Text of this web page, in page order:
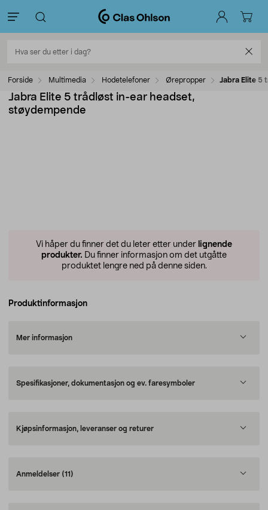
Forside Multimedia Hodetelefoner Ørepropper Jabra Elite 5
Jabra Elite 5 trådløst in-ear headset,
støydempende
Vi håper du finner det du leter etter under lignende
produkter. Du finner informasjon om det utgåtte
produktet lengre ned på denne siden.
Produktinformasjon
Mer informasjon
Spesifikasjoner, dokumentasjon og ev. faresymboler
Kjøpsinformasjon, leveranser og returer
Anmeldelser (11)